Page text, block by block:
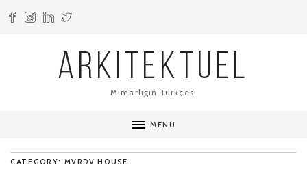
ARKITEKTUEL
Mimarlığın Türkçesi
MENU
CATEGORY: MVRDV HOUSE